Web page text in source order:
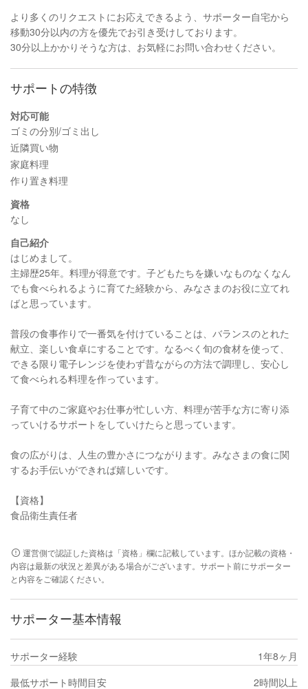
より多くのリクエストにお応えできるよう、サポーター自宅から
移動30分以内の方を優先でお引き受けしております。
30分以上かかりそうな方は、お気軽にお問い合わせください。
サポートの特徴
対応可能
ゴミの分別/ゴミ出し
近隣買い物
家庭料理
作り置き料理
資格
なし
自己紹介
はじめまして。
主婦歴25年。料理が得意です。子どもたちを嫌いなものなくなん
でも食べられるように育てた経験から、みなさまのお役に立てれ
ばと思っています。
普段の食事作りで一番気を付けていることは、バランスのとれた
献立、楽しい食卓にすることです。なるべく旬の食材を使って、
できる限り電子レンジを使わず昔ながらの方法で調理し、安心し
て食べられる料理を作っています。
子育て中のご家庭やお仕事が忙しい方、料理が苦手な方に寄り添
っていけるサポートをしていけたらと思っています。
食の広がりは、人生の豊かさにつながります。みなさまの食に関
するお手伝いができれば嬉しいです。
【資格】
食品衛生責任者
運営側で認証した資格は「資格」欄に記載しています。ほか記載の資格・
内容は最新の状況と差異がある場合がございます。サポート前にサポーター
と内容をご確認ください。
サポーター基本情報
サポーター経験
1年8ヶ月
最低サポート時間目安
2時間以上